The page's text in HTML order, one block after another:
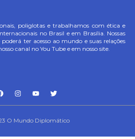
poliglotas e trabalhamos com ética e
no Brasil e em Brasília. Nossas
ter acesso ao mundo e suas relações
canal no You Tube e em nosso site.
O Mundo Diplomático